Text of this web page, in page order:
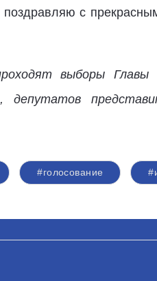
с
выборы
#голосование